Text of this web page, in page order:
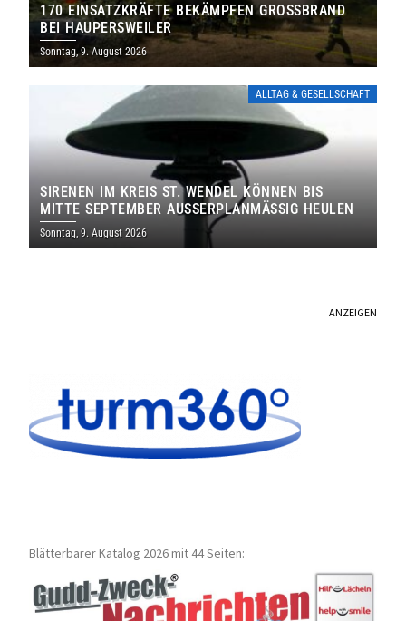
170 EINSATZKRÄFTE BEKÄMPFEN GROSSBRAND B
EI HAUPERSWEILER
Sonntag, 9. August 2026
ALLTAG & GESELLSCHAFT
SIRENEN IM KREIS ST. WENDEL KÖNNEN BIS
MITTE SEPTEMBER AUSSERPLANMÄSSIG HEULEN
Sonntag, 9. August 2026
ANZEIGEN
Blätterbarer Katalog 2026 mit 44 Seiten: